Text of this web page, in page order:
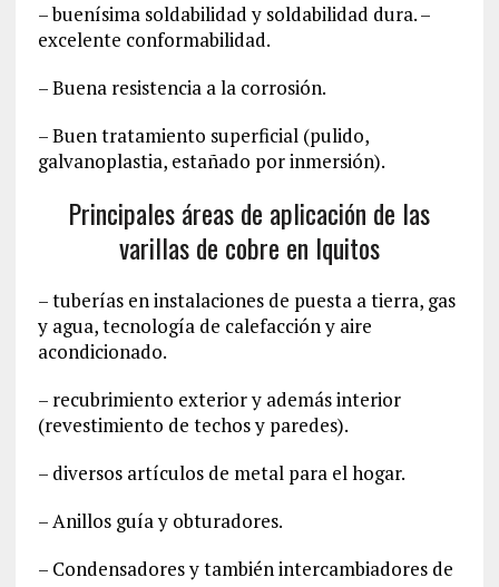
– buenísima soldabilidad y soldabilidad dura. –
excelente conformabilidad.
– Buena resistencia a la corrosión.
– Buen tratamiento superficial (pulido,
galvanoplastia, estañado por inmersión).
Principales áreas de aplicación de las
varillas de cobre en Iquitos
– tuberías en instalaciones de puesta a tierra, gas
y agua, tecnología de calefacción y aire
acondicionado.
– recubrimiento exterior y además interior
(revestimiento de techos y paredes).
– diversos artículos de metal para el hogar.
– Anillos guía y obturadores.
– Condensadores y también intercambiadores de